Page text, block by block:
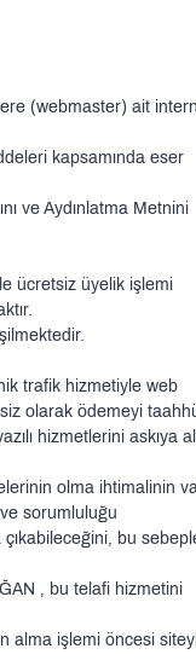
(webmaster) ait
kapsamında eser
ve Aydınlatma Metnini
ücretsiz üyelik işlemi
trafik hizmetiyle web
olarak ödemeyi
hizmetlerini askıya
olma ihtimalinin
sorumluluğu
çıkabileceğini, bu
, bu telafi hizmetini
alma işlemi öncesi